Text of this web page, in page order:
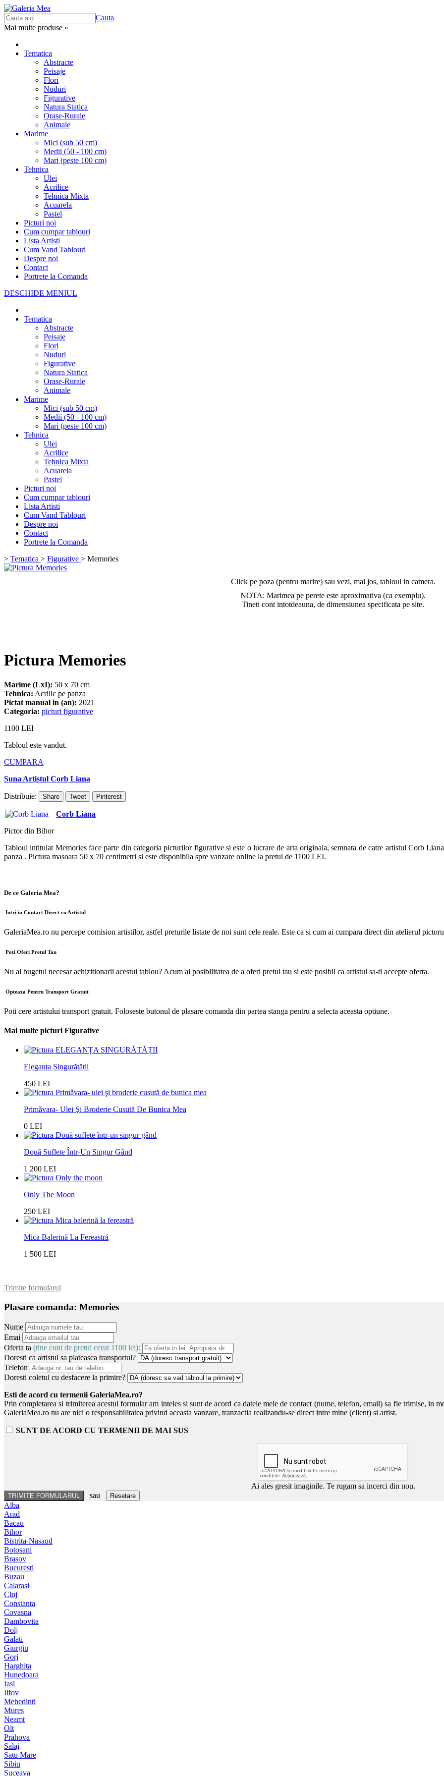
Cauta
Mai multe produse »
Tematica
Abstracte
Peisaje
Flori
Nuduri
Figurative
Natura Statica
Orase-Rurale
Animale
Marime
Mici (sub 50 cm)
Medii (50 - 100 cm)
Mari (peste 100 cm)
Tehnica
Ulei
Acrilice
Tehnica Mixta
Acuarela
Pastel
Picturi noi
Cum cumpar tablouri
Lista Artisti
Cum Vand Tablouri
Despre noi
Contact
Portrete la Comanda
DESCHIDE MENIUL
Tematica
Abstracte
Peisaje
Flori
Nuduri
Figurative
Natura Statica
Orase-Rurale
Animale
Marime
Mici (sub 50 cm)
Medii (50 - 100 cm)
Mari (peste 100 cm)
Tehnica
Ulei
Acrilice
Tehnica Mixta
Acuarela
Pastel
Picturi noi
Cum cumpar tablouri
Lista Artisti
Cum Vand Tablouri
Despre noi
Contact
Portrete la Comanda
> Tematica > Figurative > Memories
Click pe poza (pentru marire) sau vezi, mai jos, tabloul in camera.
NOTA: Marimea pe perete este aproximativa (ca exemplu).
Tineti cont intotdeauna, de dimensiunea specificata pe site.
Pictura Memories
Marime (LxI): 50 x 70 cm
Tehnica: Acrilic pe panza
Pictat manual in (an): 2021
Categoria: picturi figurative
1100 LEI
Tabloul este vandut.
CUMPARA
Suna Artistul Corb Liana
Distribuie: Share Tweet Pinterest
Corb Liana
Pictor din Bihor
Tabloul intitulat Memories face parte din categoria picturilor figurative si este o lucrare de arta originala, semnata de catre artistul Corb
panza . Pictura masoara 50 x 70 centimetri si este disponibila spre vanzare online la pretul de 1100 LEI.
De ce Galeria Mea?
Intri in Contact Direct cu Artistul
GaleriaMea.ro nu percepe comision artistilor, astfel preturile listate de noi sunt cele reale. Este ca si cum ai cumpara direct din atelierul
Poti Oferi Pretul Tau
Nu ai bugetul necesar achizitionarii acestui tablou? Acum ai posibilitatea de a oferi pretul tau si este posibil ca artistul sa-ti accepte oferta.
Opteaza Pentru Transport Gratuit
Poti cere artistului transport gratuit. Foloseste butonul de plasare comanda din partea stanga pentru a selecta aceasta optiune.
Mai multe picturi Figurative
Eleganța Singurătății
450 LEI
Primǎvara- Ulei Şi Broderie Cusută De Bunica Mea
0 LEI
Două Suflete Într-Un Singur Gând
1 200 LEI
Only The Moon
250 LEI
Mica Balerină La Fereastră
1 500 LEI
Trimite formularul
Plasare comanda: Memories
Nume
Emai
Oferta ta (tine cont de pretul cerut 1100 lei):
Doresti ca artistul sa plateasca transportul?
Telefon
Doresti coletul cu desfacere la primire?
Esti de acord cu termenii GaleriaMea.ro?
Prin completarea si trimiterea acestui formular am inteles si sunt de acord ca datele mele de contact (nume, telefon, email) sa fie trimise, in
GaleriaMea.ro nu are nici o responsabilitatea privind aceasta vanzare, tranzactia realizandu-se direct intre mine (client) si artist.
SUNT DE ACORD CU TERMENII DE MAI SUS
Ai ales gresit imaginile. Te rugam sa incerci din nou.
sau
Resetare
Alba
Arad
Bacau
Bihor
Bistrita-Nasaud
Botosani
Brasov
Bucuresti
Buzau
Calarasi
Cluj
Constanta
Covasna
Dambovita
Dolj
Galati
Giurgiu
Gorj
Harghita
Hunedoara
Iasi
Ilfov
Mehedinti
Mures
Neamt
Olt
Prahova
Salaj
Satu Mare
Sibiu
Suceava